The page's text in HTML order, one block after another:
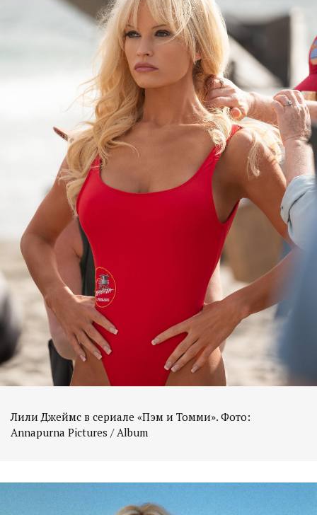
Лили Джеймс в сериале «Пэм и Томми». Фото:
Annapurna Pictures / Album